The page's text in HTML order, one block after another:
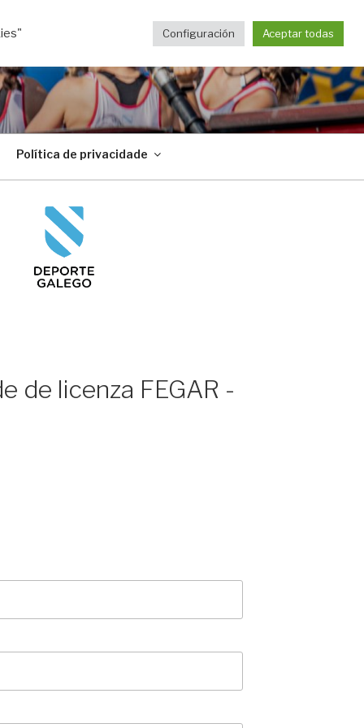
Política de privacidade
de licenza FEGAR -
Configuración Aceptar todas